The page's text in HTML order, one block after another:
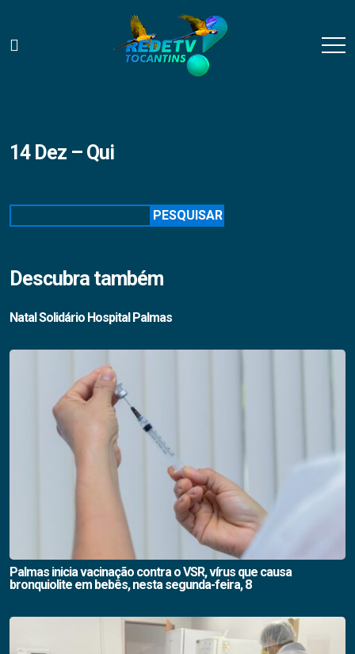
14 Dez – Qui
PESQUISAR
Descubra também
Natal Solidário Hospital Palmas
Palmas inicia vacinação contra o VSR, vírus que causa
bronquiolite em bebês, nesta segunda-feira, 8